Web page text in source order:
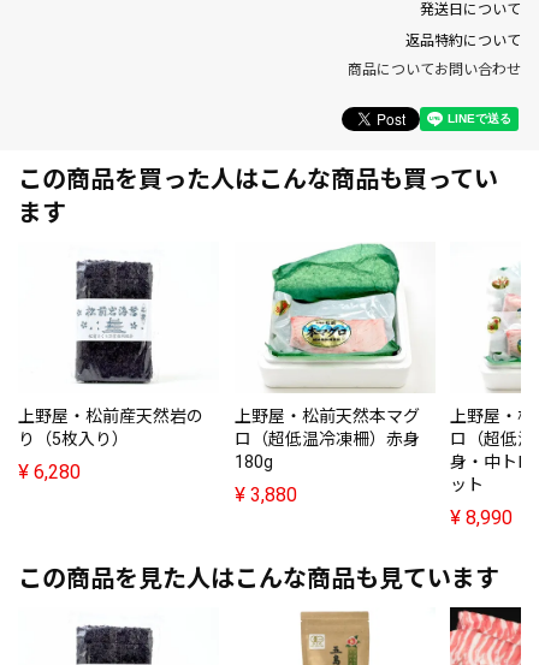
発送日について
返品特約について
商品についてお問い合わせ
この商品を買った人はこんな商品も買ってい
ます
上野屋・松前産天然岩の
り（5枚入り）
¥ 6,280
上野屋・松前天然本マグ
ロ（超低温冷凍柵）赤身
180g
¥ 3,880
上野屋・
ロ（超低
身・中ト
ット
¥ 8,990
この商品を見た人はこんな商品も見ています